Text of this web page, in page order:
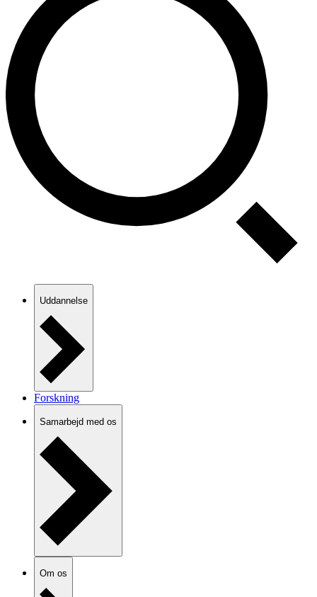
Uddannelse
Forskning
Samarbejd med os
Om os